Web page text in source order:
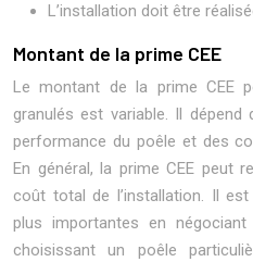
L’installation doit être
Montant de la prime CEE
Le montant de la prime CEE
granulés est variable. Il dépend
performance du poêle et des
En général, la prime CEE peut
coût total de l’installation. Il
plus importantes en
choisissant un poêle